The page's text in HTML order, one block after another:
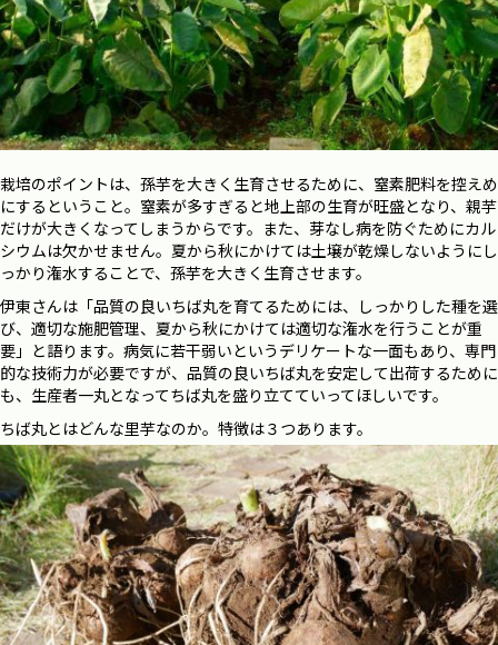
栽培のポイントは、孫芋を大きく生育させるために、窒素肥料を控えめ
にするということ。窒素が多すぎると地上部の生育が旺盛となり、親芋
だけが大きくなってしまうからです。また、芽なし病を防ぐためにカル
シウムは欠かせません。夏から秋にかけては土壌が乾燥しないようにし
っかり潅水することで、孫芋を大きく生育させます。
伊東さんは「品質の良いちば丸を育てるためには、しっかりした種を選
び、適切な施肥管理、夏から秋にかけては適切な潅水を行うことが重
要」と語ります。病気に若干弱いというデリケートな一面もあり、専門
的な技術力が必要ですが、品質の良いちば丸を安定して出荷するために
も、生産者一丸となってちば丸を盛り立てていってほしいです。
ちば丸とはどんな里芋なのか。特徴は３つあります。